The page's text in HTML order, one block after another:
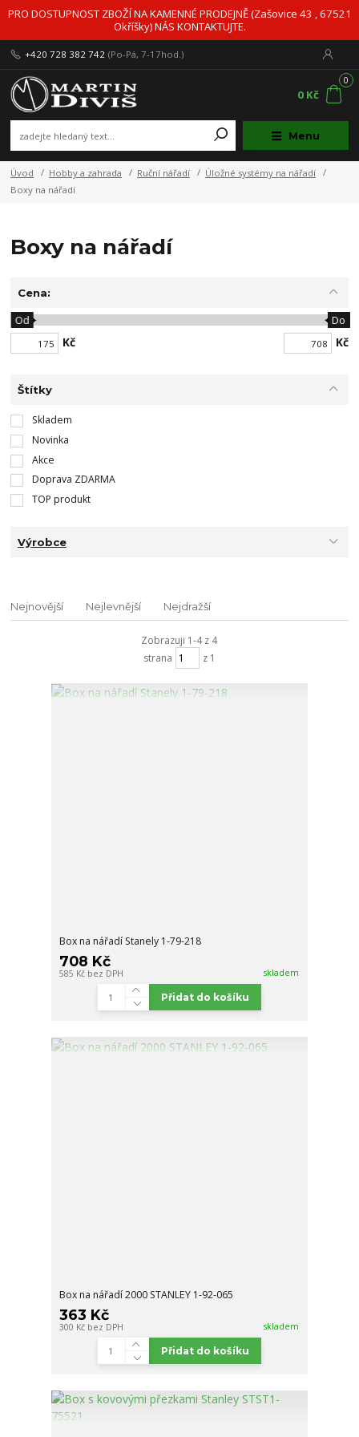
PRO DOSTUPNOST ZBOŽÍ NA KAMENNÉ PRODEJNĚ (Zašovice 43 , 67521
Okříšky) NÁS KONTAKTUJTE.
Menu
+420 728 382 742 (Po-Pá, 7-17hod.)
0
0 Kč
Úvod Hobby a zahrada Ruční nářadí
Úložné systémy na nářadí
Boxy na nářadí
Boxy na nářadí
Cena:
Kč
Od Do
Kč
Štítky
Skladem
Novinka
Akce
Doprava ZDARMA
TOP produkt
Výrobce
Nejnovější Nejlevnější Nejdražší
Zobrazuji 1-4 z 4
strana
z 1
Box na nářadí Stanely 1-79-218
708 Kč
585 Kč bez DPH skladem
Přidat do košíku
Box na nářadí 2000 STANLEY 1-92-065
363 Kč
300 Kč bez DPH skladem
Přidat do košíku